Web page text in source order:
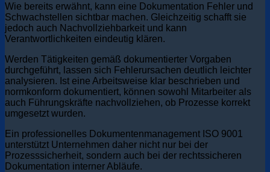
Wie bereits erwähnt, kann eine Dokumentation Fehler und
Schwachstellen sichtbar machen. Gleichzeitig schafft sie
jedoch auch Nachvollziehbarkeit und kann
Verantwortlichkeiten eindeutig klären.
Werden Tätigkeiten gemäß dokumentierter Vorgaben
durchgeführt, lassen sich Fehlerursachen deutlich leichter
analysieren. Ist eine Arbeitsweise klar beschrieben und
normkonform dokumentiert, können sowohl Mitarbeiter als
auch Führungskräfte nachvollziehen, ob Prozesse korrekt
umgesetzt wurden.
Ein professionelles Dokumentenmanagement ISO 9001
unterstützt Unternehmen daher nicht nur bei der
Prozesssicherheit, sondern auch bei der rechtssicheren
Dokumentation interner Abläufe.